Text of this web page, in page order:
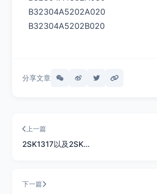
B32304A5202A020
B32304A5202B020
分享文章
上一篇
2SK1317以及2SK…
下一篇